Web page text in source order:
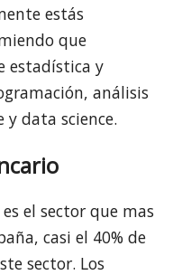
estás
que
estadística y
análisis
data science.
el sector que mas
casi el 40% de
sector. Los